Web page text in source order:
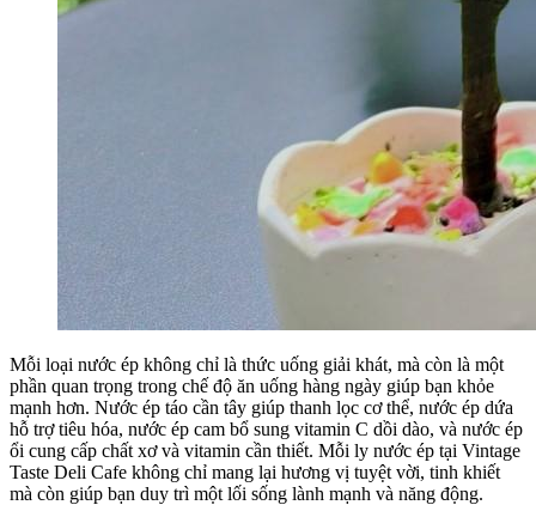
Mỗi loại nước ép không chỉ là thức uống giải khát, mà còn là một
phần quan trọng trong chế độ ăn uống hàng ngày giúp bạn khỏe
mạnh hơn. Nước ép táo cần tây giúp thanh lọc cơ thể, nước ép dứa
hỗ trợ tiêu hóa, nước ép cam bổ sung vitamin C dồi dào, và nước ép
ổi cung cấp chất xơ và vitamin cần thiết. Mỗi ly nước ép tại Vintage
Taste Deli Cafe không chỉ mang lại hương vị tuyệt vời, tinh khiết
mà còn giúp bạn duy trì một lối sống lành mạnh và năng động.